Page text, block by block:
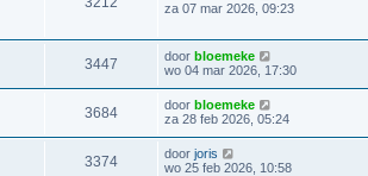
za 07 mar 2026, 09:23
3447 doorbloemeke
wo 04 mar 2026, 17:30
3684 doorbloemeke
za 28 feb 2026, 05:24
3374 doorjoris
wo 25 feb 2026, 10:58